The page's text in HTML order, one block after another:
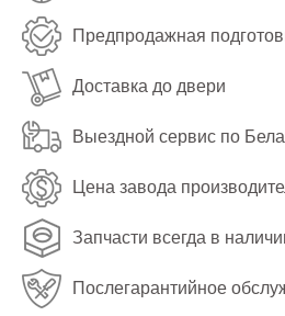
Предпродажная
Доставка до двери
Выездной сервис по
Цена завода
Запчасти всегда в
Послегарантийное